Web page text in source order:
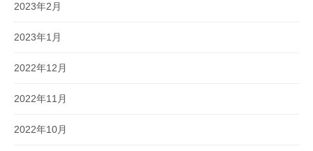
2023年2月
2023年1月
2022年12月
2022年11月
2022年10月